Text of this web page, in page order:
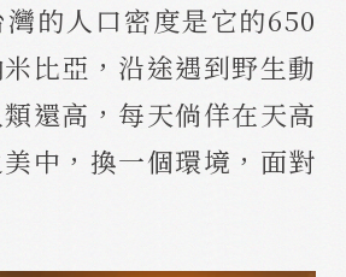
的人口密度是它的650
比亞，沿途遇到野生動
還高，每天倘佯在天高
中，換一個環境，面對